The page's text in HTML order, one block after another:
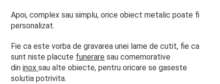
Apoi, complex sau simplu, orice obiect metalic poate fi
personalizat.
Fie ca este vorba de gravarea unei lame de cutit, fie ca
sunt niste placute funerare sau comemorative
dininoxsau alte obiecte, pentru oricare se gaseste
solutia potrivita.